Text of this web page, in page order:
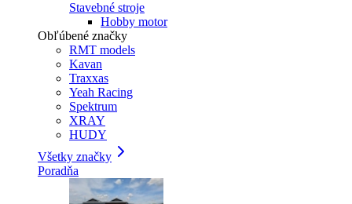
Stavebné stroje
Hobby motor
Obľúbené značky
RMT models
Kavan
Traxxas
Yeah Racing
Spektrum
XRAY
HUDY
Všetky značky
Poradňa